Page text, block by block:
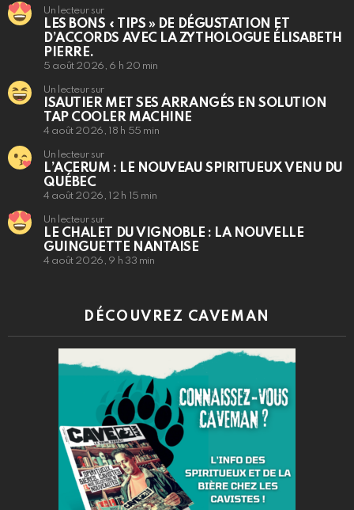
Un lecteur sur
LES BONS « TIPS » DE DÉGUSTATION ET
D’ACCORDS AVEC LA ZYTHOLOGUE ÉLISABETH
PIERRE.
5 août 2026, 6 h 20 min
Un lecteur sur
ISAUTIER MET SES ARRANGÉS EN SOLUTION
TAP COOLER MACHINE
4 août 2026, 18 h 55 min
Un lecteur sur
L’ACERUM : LE NOUVEAU SPIRITUEUX VENU DU
QUÉBEC
4 août 2026, 12 h 15 min
Un lecteur sur
LE CHALET DU VIGNOBLE : LA NOUVELLE
GUINGUETTE NANTAISE
4 août 2026, 9 h 33 min
DÉCOUVREZ CAVEMAN